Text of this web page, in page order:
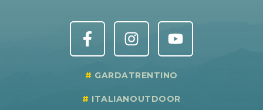
GARDATRENTINO
ITALIANOUTDOOR